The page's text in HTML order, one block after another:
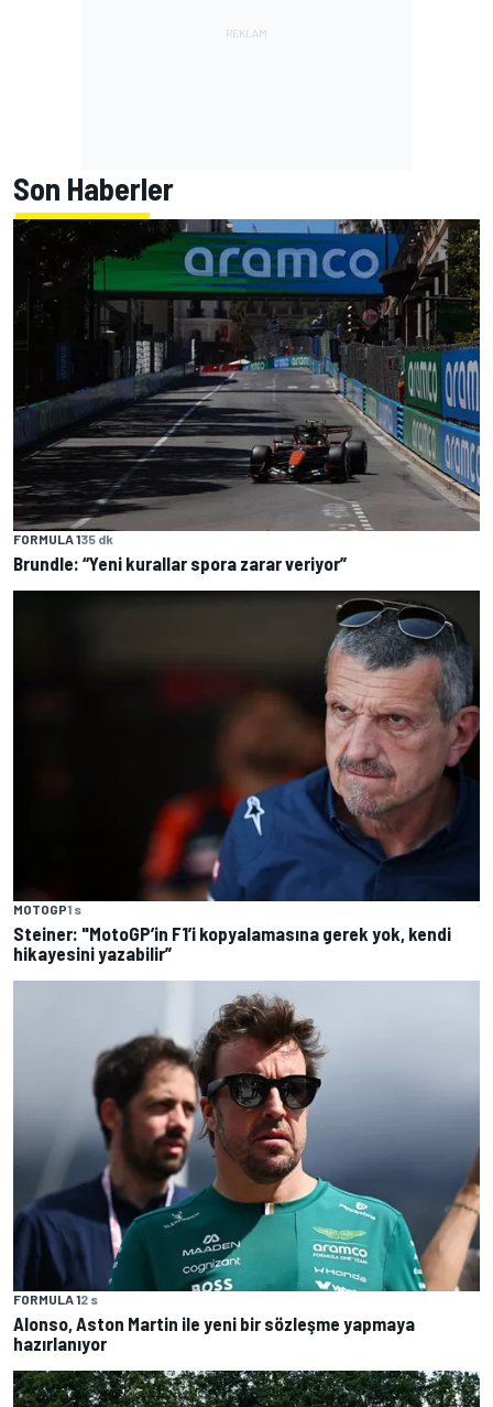
Son Haberler
FORMULA 135 dk
Brundle: “Yeni kurallar spora zarar veriyor”
MOTOGP1 s
Steiner: "MotoGP’in F1’i kopyalamasına gerek yok, kendi
hikayesini yazabilir”
FORMULA 12 s
Alonso, Aston Martin ile yeni bir sözleşme yapmaya
hazırlanıyor